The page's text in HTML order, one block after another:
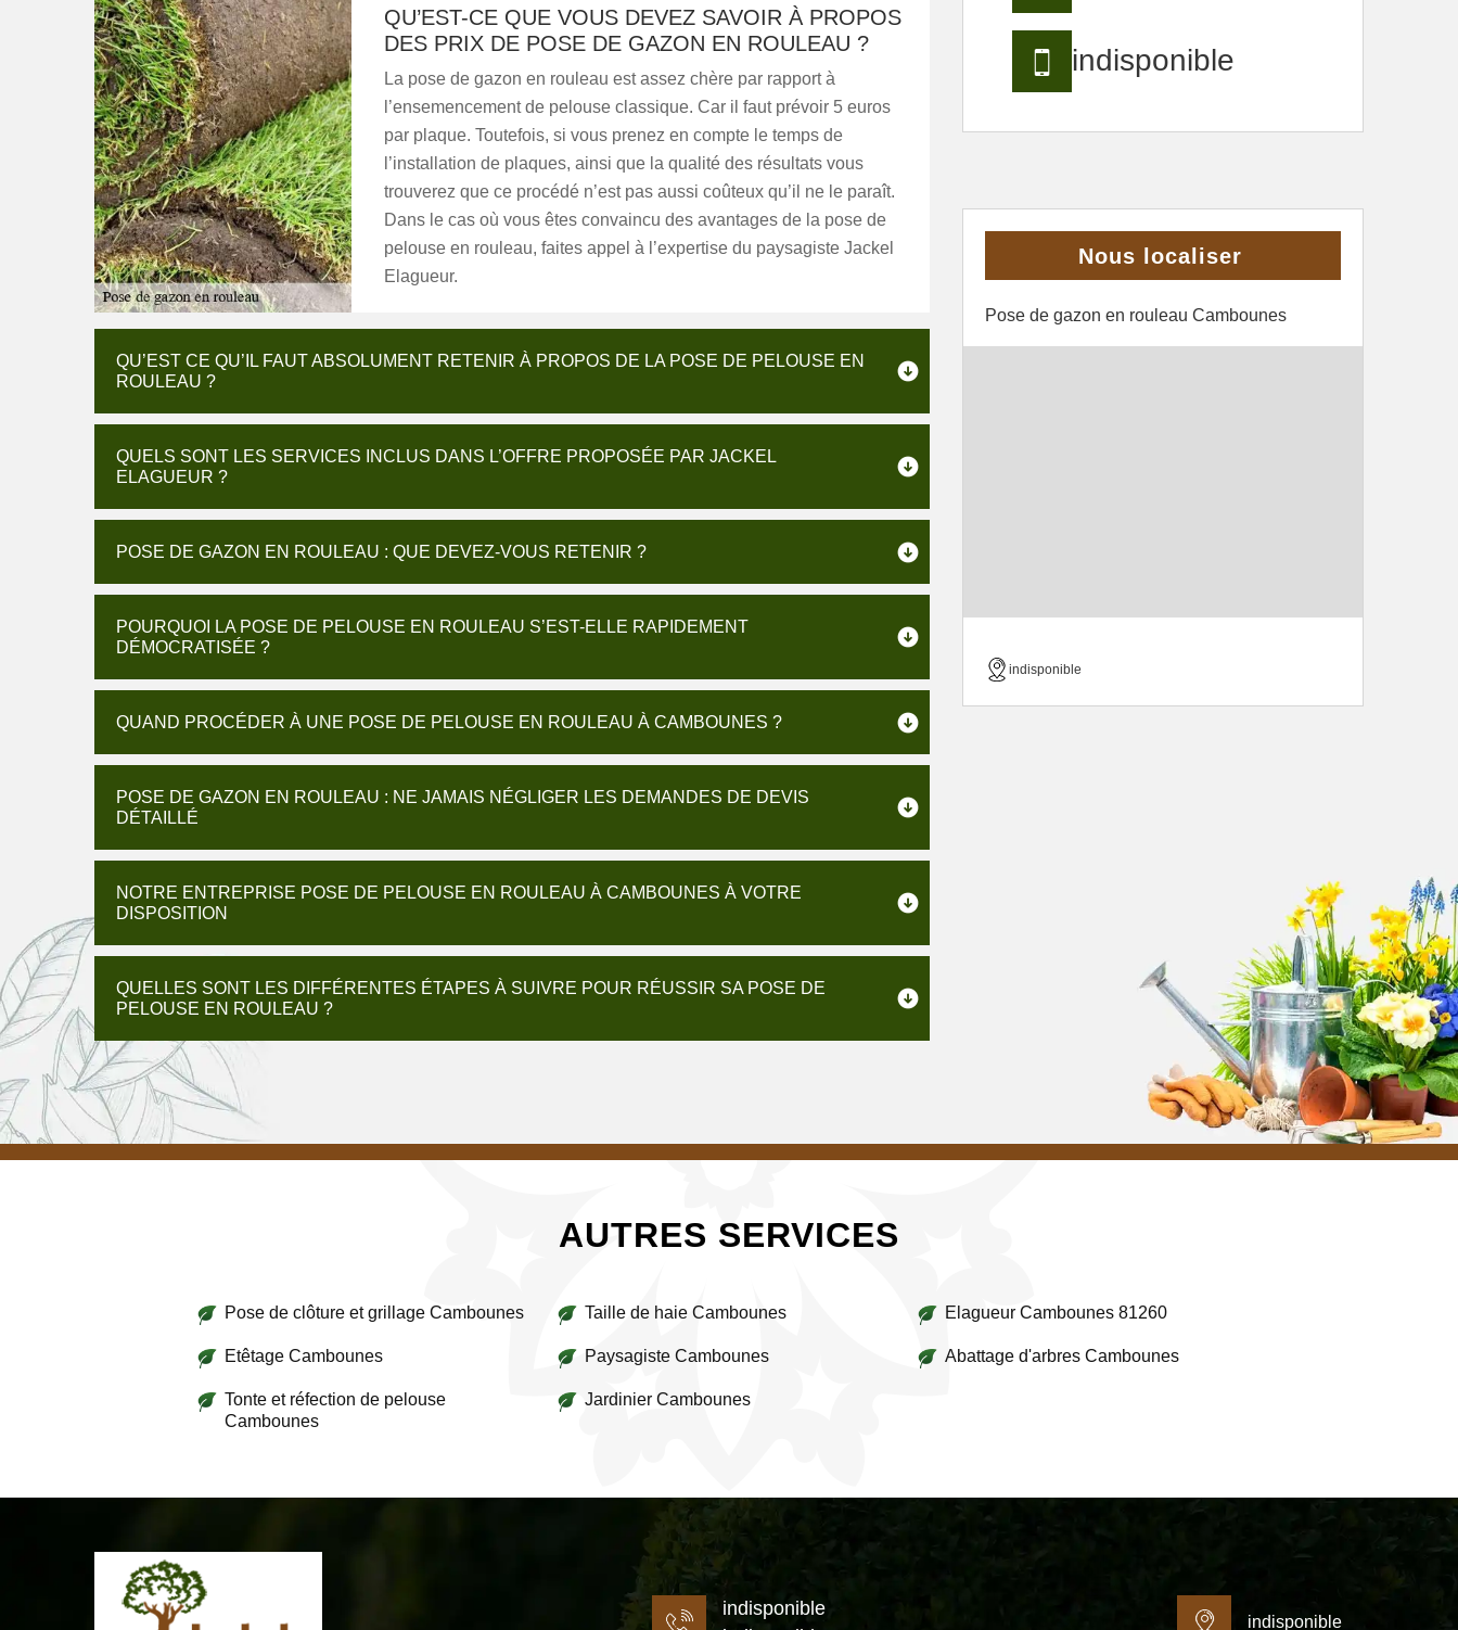
QU’EST-CE QUE VOUS DEVEZ SAVOIR À PROPOS
DES PRIX DE POSE DE GAZON EN ROULEAU ?
La pose de gazon en rouleau est assez chère par rapport à
l’ensemencement de pelouse classique. Car il faut prévoir 5 euros
par plaque. Toutefois, si vous prenez en compte le temps de
l’installation de plaques, ainsi que la qualité des résultats vous
trouverez que ce procédé n’est pas aussi coûteux qu’il ne le paraît.
Dans le cas où vous êtes convaincu des avantages de la pose de
pelouse en rouleau, faites appel à l’expertise du paysagiste Jackel
Elagueur.
QU’EST CE QU’IL FAUT ABSOLUMENT RETENIR À PROPOS DE LA POSE DE PELOUSE EN
ROULEAU ?
QUELS SONT LES SERVICES INCLUS DANS L’OFFRE PROPOSÉE PAR JACKEL
ELAGUEUR ?
POSE DE GAZON EN ROULEAU : QUE DEVEZ-VOUS RETENIR ?
POURQUOI LA POSE DE PELOUSE EN ROULEAU S’EST-ELLE RAPIDEMENT
DÉMOCRATISÉE ?
QUAND PROCÉDER À UNE POSE DE PELOUSE EN ROULEAU À CAMBOUNES ?
POSE DE GAZON EN ROULEAU : NE JAMAIS NÉGLIGER LES DEMANDES DE DEVIS
DÉTAILLÉ
NOTRE ENTREPRISE POSE DE PELOUSE EN ROULEAU À CAMBOUNES À VOTRE
DISPOSITION
QUELLES SONT LES DIFFÉRENTES ÉTAPES À SUIVRE POUR RÉUSSIR SA POSE DE
PELOUSE EN ROULEAU ?
indisponible
Nous localiser
Pose de gazon en rouleau Cambounes
indisponible
AUTRES SERVICES
Pose de clôture et grillage Cambounes
Etêtage Cambounes
Tonte et réfection de pelouse
Cambounes
Taille de haie Cambounes
Paysagiste Cambounes
Jardinier Cambounes
Elagueur Cambounes 81260
Abattage d'arbres Cambounes
indisponible
indisponible